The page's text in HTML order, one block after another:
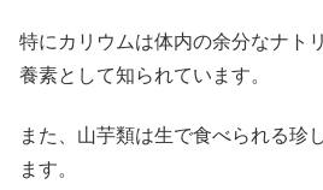
特にカリウムは体内の余分なナト
養素として知られています。
また、山芋類は生で食べられる珍
ます。